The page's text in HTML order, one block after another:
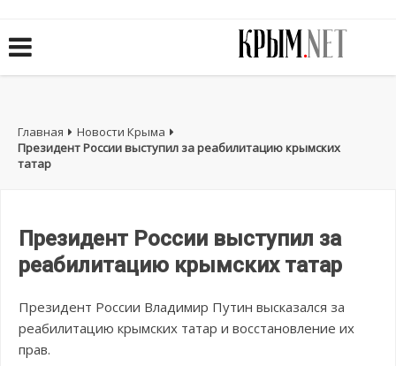
Главная
Новости Крыма
Президент России выступил за реабилитацию крымских
татар
Президент России выступил за
реабилитацию крымских татар
Президент России Владимир Путин высказался за
реабилитацию крымских татар и восстановление их
прав.